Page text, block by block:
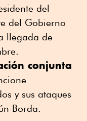
del
del Gobierno
llegada de
conjunta
y sus ataques
Borda.